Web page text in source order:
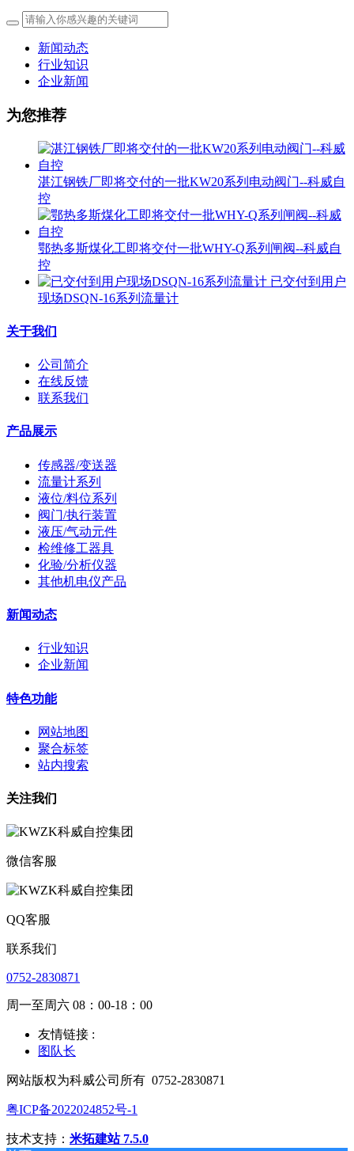
新闻动态
行业知识
企业新闻
为您推荐
湛江钢铁厂即将交付的一批KW20系列电动阀门--科威自
控
鄂热多斯煤化工即将交付一批WHY-Q系列闸阀--科威自
控
已交付到用户
现场DSQN-16系列流量计
关于我们
公司简介
在线反馈
联系我们
产品展示
传感器/变送器
流量计系列
液位/料位系列
阀门/执行装置
液压/气动元件
检维修工器具
化验/分析仪器
其他机电仪产品
新闻动态
行业知识
企业新闻
特色功能
网站地图
聚合标签
站内搜索
关注我们
微信客服
QQ客服
联系我们
0752-2830871
周一至周六 08：00-18：00
友情链接 :
图队长
网站版权为科威公司所有 0752-2830871
粤ICP备2022024852号-1
技术支持： 米拓建站 7.5.0